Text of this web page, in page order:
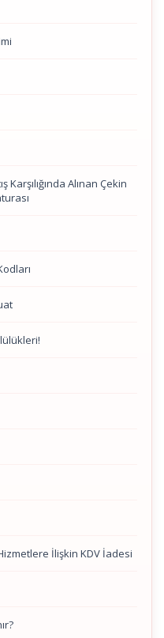
Alınan Çekin
İlişkin KDV İadesi